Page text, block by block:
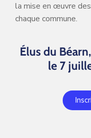
la mise en œuvre
chaque commune.
Élus du
le 7